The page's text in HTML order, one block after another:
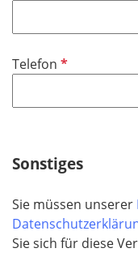
l
c
t
l
Telefon P
l
h
f
e
Sonstiges
Sie müssen unserer
Sie sich für diese